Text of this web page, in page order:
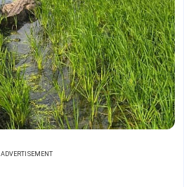
ADVERTISEMENT